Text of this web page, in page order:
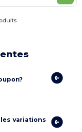
variations